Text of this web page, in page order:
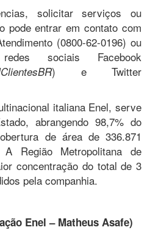
solicitar serviços ou
pode entrar em contato com
(0800-62-0196) ou
sociais Facebook
) e Twitter
italiana Enel, serve
abrangendo 98,7% do
de área de 336.871
A Região Metropolitana de
concentração do total de 3
pela companhia.
Enel – Matheus Asafe)